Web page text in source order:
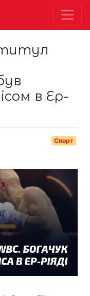
в Ер-
Спорт